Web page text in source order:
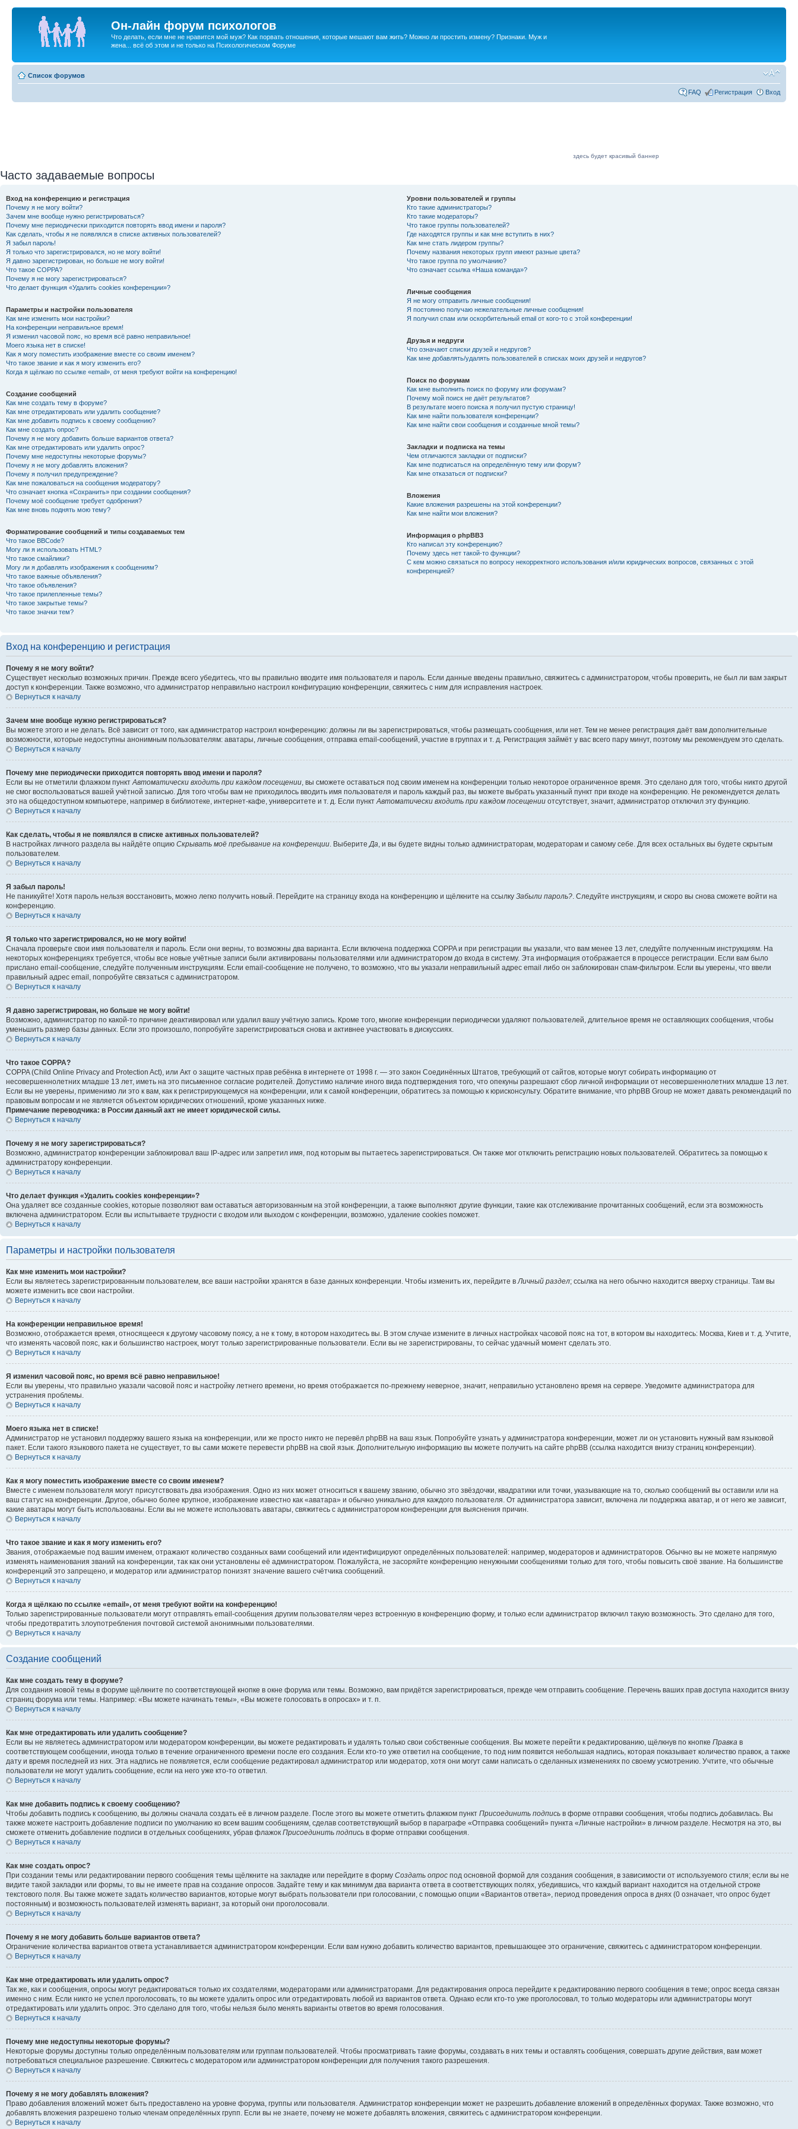
Он-лайн форум психологов
Что делать, если мне не нравится мой муж? Как порвать отношения, которые мешают вам жить? Можно ли простить измену? Признаки. Муж и
жена... всё об этом и не только на Психологическом Форуме
Список форумов
FAQ Регистрация Вход
здесь будет красивый баннер
Часто задаваемые вопросы
Вход на конференцию и регистрация
Почему я не могу войти?
Зачем мне вообще нужно регистрироваться?
Почему мне периодически приходится повторять ввод имени и пароля?
Как сделать, чтобы я не появлялся в списке активных пользователей?
Я забыл пароль!
Я только что зарегистрировался, но не могу войти!
Я давно зарегистрирован, но больше не могу войти!
Что такое COPPA?
Почему я не могу зарегистрироваться?
Что делает функция «Удалить cookies конференции»?
Параметры и настройки пользователя
Как мне изменить мои настройки?
На конференции неправильное время!
Я изменил часовой пояс, но время всё равно неправильное!
Моего языка нет в списке!
Как я могу поместить изображение вместе со своим именем?
Что такое звание и как я могу изменить его?
Когда я щёлкаю по ссылке «email», от меня требуют войти на конференцию!
Создание сообщений
Как мне создать тему в форуме?
Как мне отредактировать или удалить сообщение?
Как мне добавить подпись к своему сообщению?
Как мне создать опрос?
Почему я не могу добавить больше вариантов ответа?
Как мне отредактировать или удалить опрос?
Почему мне недоступны некоторые форумы?
Почему я не могу добавлять вложения?
Почему я получил предупреждение?
Как мне пожаловаться на сообщения модератору?
Что означает кнопка «Сохранить» при создании сообщения?
Почему моё сообщение требует одобрения?
Как мне вновь поднять мою тему?
Форматирование сообщений и типы создаваемых тем
Что такое BBCode?
Могу ли я использовать HTML?
Что такое смайлики?
Могу ли я добавлять изображения к сообщениям?
Что такое важные объявления?
Что такое объявления?
Что такое прилепленные темы?
Что такое закрытые темы?
Что такое значки тем?
Уровни пользователей и группы
Кто такие администраторы?
Кто такие модераторы?
Что такое группы пользователей?
Где находятся группы и как мне вступить в них?
Как мне стать лидером группы?
Почему названия некоторых групп имеют разные цвета?
Что такое группа по умолчанию?
Что означает ссылка «Наша команда»?
Личные сообщения
Я не могу отправить личные сообщения!
Я постоянно получаю нежелательные личные сообщения!
Я получил спам или оскорбительный email от кого-то с этой конференции!
Друзья и недруги
Что означают списки друзей и недругов?
Как мне добавлять/удалять пользователей в списках моих друзей и недругов?
Поиск по форумам
Как мне выполнить поиск по форуму или форумам?
Почему мой поиск не даёт результатов?
В результате моего поиска я получил пустую страницу!
Как мне найти пользователя конференции?
Как мне найти свои сообщения и созданные мной темы?
Закладки и подписка на темы
Чем отличаются закладки от подписки?
Как мне подписаться на определённую тему или форум?
Как мне отказаться от подписки?
Вложения
Какие вложения разрешены на этой конференции?
Как мне найти мои вложения?
Информация о phpBB3
Кто написал эту конференцию?
Почему здесь нет такой-то функции?
С кем можно связаться по вопросу некорректного использования и/или юридических вопросов, связанных с этой
конференцией?
Вход на конференцию и регистрация
Почему я не могу войти?
Существует несколько возможных причин. Прежде всего убедитесь, что вы правильно вводите имя пользователя и пароль. Если данные введены правильно, свяжитесь с администратором, чтобы проверить, не был ли вам закрыт
доступ к конференции. Также возможно, что администратор неправильно настроил конфигурацию конференции, свяжитесь с ним для исправления настроек.
Вернуться к началу
Зачем мне вообще нужно регистрироваться?
Вы можете этого и не делать. Всё зависит от того, как администратор настроил конференцию: должны ли вы зарегистрироваться, чтобы размещать сообщения, или нет. Тем не менее регистрация даёт вам дополнительные
возможности, которые недоступны анонимным пользователям: аватары, личные сообщения, отправка email-сообщений, участие в группах и т. д. Регистрация займёт у вас всего пару минут, поэтому мы рекомендуем это сделать.
Вернуться к началу
Почему мне периодически приходится повторять ввод имени и пароля?
Если вы не отметили флажком пункт Автоматически входить при каждом посещении , вы сможете оставаться под своим именем на конференции только некоторое ограниченное время. Это сделано для того, чтобы никто другой
не смог воспользоваться вашей учётной записью. Для того чтобы вам не приходилось вводить имя пользователя и пароль каждый раз, вы можете выбрать указанный пункт при входе на конференцию. Не рекомендуется делать
это на общедоступном компьютере, например в библиотеке, интернет-кафе, университете и т. д. Если пункт Автоматически входить при каждом посещении отсутствует, значит, администратор отключил эту функцию.
Вернуться к началу
Как сделать, чтобы я не появлялся в списке активных пользователей?
В настройках личного раздела вы найдёте опцию Скрывать моё пребывание на конференции . Выберите Да , и вы будете видны только администраторам, модераторам и самому себе. Для всех остальных вы будете скрытым
пользователем.
Вернуться к началу
Я забыл пароль!
Не паникуйте! Хотя пароль нельзя восстановить, можно легко получить новый. Перейдите на страницу входа на конференцию и щёлкните на ссылку Забыли пароль? . Следуйте инструкциям, и скоро вы снова сможете войти на
конференцию.
Вернуться к началу
Я только что зарегистрировался, но не могу войти!
Сначала проверьте свои имя пользователя и пароль. Если они верны, то возможны два варианта. Если включена поддержка COPPA и при регистрации вы указали, что вам менее 13 лет, следуйте полученным инструкциям. На
некоторых конференциях требуется, чтобы все новые учётные записи были активированы пользователями или администратором до входа в систему. Эта информация отображается в процессе регистрации. Если вам было
прислано email-сообщение, следуйте полученным инструкциям. Если email-сообщение не получено, то возможно, что вы указали неправильный адрес email либо он заблокирован спам-фильтром. Если вы уверены, что ввели
правильный адрес email, попробуйте связаться с администратором.
Вернуться к началу
Я давно зарегистрирован, но больше не могу войти!
Возможно, администратор по какой-то причине деактивировал или удалил вашу учётную запись. Кроме того, многие конференции периодически удаляют пользователей, длительное время не оставляющих сообщения, чтобы
уменьшить размер базы данных. Если это произошло, попробуйте зарегистрироваться снова и активнее участвовать в дискуссиях.
Вернуться к началу
Что такое COPPA?
COPPA (Child Online Privacy and Protection Act), или Акт о защите частных прав ребёнка в интернете от 1998 г. — это закон Соединённых Штатов, требующий от сайтов, которые могут собирать информацию от
несовершеннолетних младше 13 лет, иметь на это письменное согласие родителей. Допустимо наличие иного вида подтверждения того, что опекуны разрешают сбор личной информации от несовершеннолетних младше 13 лет.
Если вы не уверены, применимо ли это к вам, как к регистрирующемуся на конференции, или к самой конференции, обратитесь за помощью к юрисконсульту. Обратите внимание, что phpBB Group не может давать рекомендаций по
правовым вопросам и не является объектом юридических отношений, кроме указанных ниже.
Примечание переводчика: в России данный акт не имеет юридической силы.
Вернуться к началу
Почему я не могу зарегистрироваться?
Возможно, администратор конференции заблокировал ваш IP-адрес или запретил имя, под которым вы пытаетесь зарегистрироваться. Он также мог отключить регистрацию новых пользователей. Обратитесь за помощью к
администратору конференции.
Вернуться к началу
Что делает функция «Удалить cookies конференции»?
Она удаляет все созданные cookies, которые позволяют вам оставаться авторизованным на этой конференции, а также выполняют другие функции, такие как отслеживание прочитанных сообщений, если эта возможность
включена администратором. Если вы испытываете трудности с входом или выходом с конференции, возможно, удаление cookies поможет.
Вернуться к началу
Параметры и настройки пользователя
Как мне изменить мои настройки?
Если вы являетесь зарегистрированным пользователем, все ваши настройки хранятся в базе данных конференции. Чтобы изменить их, перейдите в Личный раздел; ссылка на него обычно находится вверху страницы. Там вы
можете изменить все свои настройки.
Вернуться к началу
На конференции неправильное время!
Возможно, отображается время, относящееся к другому часовому поясу, а не к тому, в котором находитесь вы. В этом случае измените в личных настройках часовой пояс на тот, в котором вы находитесь: Москва, Киев и т. д. Учтите,
что изменять часовой пояс, как и большинство настроек, могут только зарегистрированные пользователи. Если вы не зарегистрированы, то сейчас удачный момент сделать это.
Вернуться к началу
Я изменил часовой пояс, но время всё равно неправильное!
Если вы уверены, что правильно указали часовой пояс и настройку летнего времени, но время отображается по-прежнему неверное, значит, неправильно установлено время на сервере. Уведомите администратора для
устранения проблемы.
Вернуться к началу
Моего языка нет в списке!
Администратор не установил поддержку вашего языка на конференции, или же просто никто не перевёл phpBB на ваш язык. Попробуйте узнать у администратора конференции, может ли он установить нужный вам языковой
пакет. Если такого языкового пакета не существует, то вы сами можете перевести phpBB на свой язык. Дополнительную информацию вы можете получить на сайте phpBB (ссылка находится внизу страниц конференции).
Вернуться к началу
Как я могу поместить изображение вместе со своим именем?
Вместе с именем пользователя могут присутствовать два изображения. Одно из них может относиться к вашему званию, обычно это звёздочки, квадратики или точки, указывающие на то, сколько сообщений вы оставили или на
ваш статус на конференции. Другое, обычно более крупное, изображение известно как «аватара» и обычно уникально для каждого пользователя. От администратора зависит, включена ли поддержка аватар, и от него же зависит,
какие аватары могут быть использованы. Если вы не можете использовать аватары, свяжитесь с администратором конференции для выяснения причин.
Вернуться к началу
Что такое звание и как я могу изменить его?
Звания, отображаемые под вашим именем, отражают количество созданных вами сообщений или идентифицируют определённых пользователей: например, модераторов и администраторов. Обычно вы не можете напрямую
изменять наименования званий на конференции, так как они установлены её администратором. Пожалуйста, не засоряйте конференцию ненужными сообщениями только для того, чтобы повысить своё звание. На большинстве
конференций это запрещено, и модератор или администратор понизят значение вашего счётчика сообщений.
Вернуться к началу
Когда я щёлкаю по ссылке «email», от меня требуют войти на конференцию!
Только зарегистрированные пользователи могут отправлять email-сообщения другим пользователям через встроенную в конференцию форму, и только если администратор включил такую возможность. Это сделано для того,
чтобы предотвратить злоупотребления почтовой системой анонимными пользователями.
Вернуться к началу
Создание сообщений
Как мне создать тему в форуме?
Для создания новой темы в форуме щёлкните по соответствующей кнопке в окне форума или темы. Возможно, вам придётся зарегистрироваться, прежде чем отправить сообщение. Перечень ваших прав доступа находится внизу
страниц форума или темы. Например: «Вы можете начинать темы», «Вы можете голосовать в опросах» и т. п.
Вернуться к началу
Как мне отредактировать или удалить сообщение?
Если вы не являетесь администратором или модератором конференции, вы можете редактировать и удалять только свои собственные сообщения. Вы можете перейти к редактированию, щёлкнув по кнопке Правка в
соответствующем сообщении, иногда только в течение ограниченного времени после его создания. Если кто-то уже ответил на сообщение, то под ним появится небольшая надпись, которая показывает количество правок, а также
дату и время последней из них. Эта надпись не появляется, если сообщение редактировал администратор или модератор, хотя они могут сами написать о сделанных изменениях по своему усмотрению. Учтите, что обычные
пользователи не могут удалить сообщение, если на него уже кто-то ответил.
Вернуться к началу
Как мне добавить подпись к своему сообщению?
Чтобы добавить подпись к сообщению, вы должны сначала создать её в личном разделе. После этого вы можете отметить флажком пункт Присоединить подпись в форме отправки сообщения, чтобы подпись добавилась. Вы
также можете настроить добавление подписи по умолчанию ко всем вашим сообщениям, сделав соответствующий выбор в параграфе «Отправка сообщений» пункта «Личные настройки» в личном разделе. Несмотря на это, вы
сможете отменить добавление подписи в отдельных сообщениях, убрав флажок Присоединить подпись в форме отправки сообщения.
Вернуться к началу
Как мне создать опрос?
При создании темы или редактировании первого сообщения темы щёлкните на закладке или перейдите в форму Создать опрос под основной формой для создания сообщения, в зависимости от используемого стиля; если вы не
видите такой закладки или формы, то вы не имеете прав на создание опросов. Задайте тему и как минимум два варианта ответа в соответствующих полях, убедившись, что каждый вариант находится на отдельной строке
текстового поля. Вы также можете задать количество вариантов, которые могут выбрать пользователи при голосовании, с помощью опции «Вариантов ответа», период проведения опроса в днях (0 означает, что опрос будет
постоянным) и возможность пользователей изменять вариант, за который они проголосовали.
Вернуться к началу
Почему я не могу добавить больше вариантов ответа?
Ограничение количества вариантов ответа устанавливается администратором конференции. Если вам нужно добавить количество вариантов, превышающее это ограничение, свяжитесь с администратором конференции.
Вернуться к началу
Как мне отредактировать или удалить опрос?
Так же, как и сообщения, опросы могут редактироваться только их создателями, модераторами или администраторами. Для редактирования опроса перейдите к редактированию первого сообщения в теме; опрос всегда связан
именно с ним. Если никто не успел проголосовать, то вы можете удалить опрос или отредактировать любой из вариантов ответа. Однако если кто-то уже проголосовал, то только модераторы или администраторы могут
отредактировать или удалить опрос. Это сделано для того, чтобы нельзя было менять варианты ответов во время голосования.
Вернуться к началу
Почему мне недоступны некоторые форумы?
Некоторые форумы доступны только определённым пользователям или группам пользователей. Чтобы просматривать такие форумы, создавать в них темы и оставлять сообщения, совершать другие действия, вам может
потребоваться специальное разрешение. Свяжитесь с модератором или администратором конференции для получения такого разрешения.
Вернуться к началу
Почему я не могу добавлять вложения?
Право добавления вложений может быть предоставлено на уровне форума, группы или пользователя. Администратор конференции может не разрешить добавление вложений в определённых форумах. Также возможно, что
добавлять вложения разрешено только членам определённых групп. Если вы не знаете, почему не можете добавлять вложения, свяжитесь с администратором конференции.
Вернуться к началу